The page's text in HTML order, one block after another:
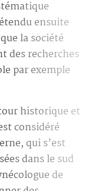
ensuite
la société
des recherches
par exemple
historique et
considéré
qui s’est
dans le sud
de